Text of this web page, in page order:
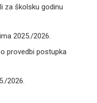
za školsku godinu
2025./2026.
provedbi postupka
2026.